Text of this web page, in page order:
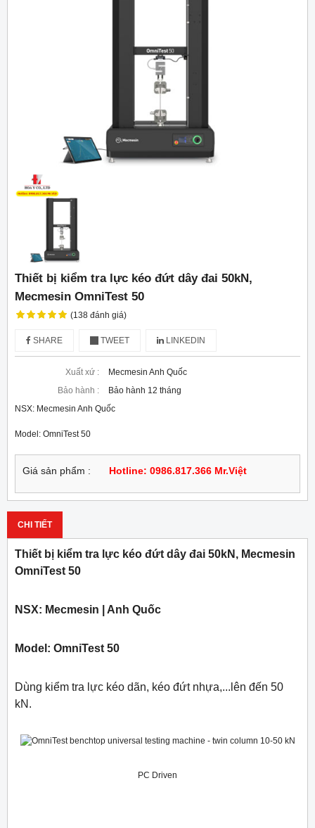
Thiết bị kiểm tra lực kéo đứt dây đai 50kN,
Mecmesin OmniTest 50
(138 đánh giá)
SHARE TWEET LINKEDIN
Xuất xứ :
Mecmesin Anh Quốc
Bảo hành :
Bảo hành 12 tháng
NSX: Mecmesin Anh Quốc
Model: OmniTest 50
Giá sản phẩm : Hotline: 0986.817.366 Mr.Việt
CHI TIẾT
Thiết bị kiểm tra lực kéo đứt dây đai 50kN, Mecmesin
OmniTest 50
NSX: Mecmesin | Anh Quốc
Model: OmniTest 50
Dùng kiểm tra lực kéo dãn, kéo đứt nhựa,...lên đến 50
kN.
PC Driven